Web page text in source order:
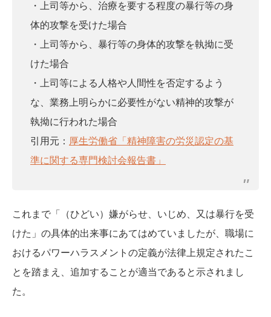
・上司等から、治療を要する程度の暴行等の身
体的攻撃を受けた場合
・上司等から、暴行等の身体的攻撃を執拗に受
けた場合
・上司等による人格や人間性を否定するよう
な、業務上明らかに必要性がない精神的攻撃が
執拗に行われた場合
引用元： 厚生労働省「精神障害の労災認定の基
準に関する専門検討会報告書」
これまで「（ひどい）嫌がらせ、いじめ、又は暴行を受
けた」の具体的出来事にあてはめていましたが、職場に
おけるパワーハラスメントの定義が法律上規定されたこ
とを踏まえ、追加することが適当であると示されまし
た。